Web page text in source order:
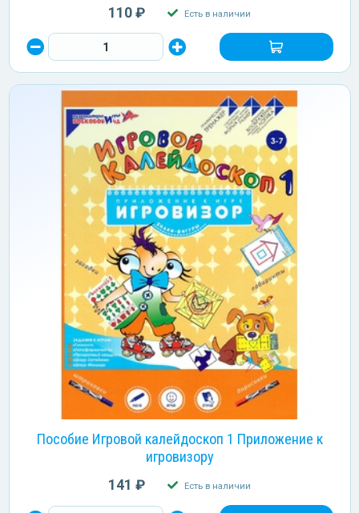
110 ₽ Есть в наличии
Пособие Игровой калейдоскоп 1 Приложение к
игровизору
141 ₽ Есть в наличии